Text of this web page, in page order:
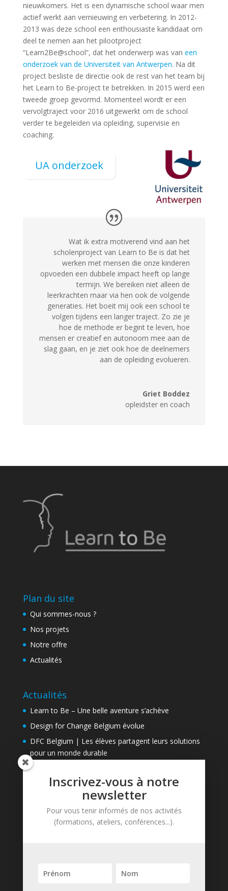
nieuwkomers. Het is een dynamische school waar men
actief werkt aan vernieuwing en verbetering. In 2012-
2013 was deze school een enthousiaste kandidaat om
deel te nemen aan het pilootproject
“Learn2Be@school”, dat het onderwerp was van een
onderzoek van de Universiteit van Antwerpen. Na dit
project besliste de directie ook de rest van het team bij
het Learn to Be-project te betrekken. In 2015 werd een
tweede groep gevormd. Momenteel wordt er een
vervolgtraject voor 2016 uitgewerkt om de school
verder te begeleiden via opleiding, supervisie en
coaching.
UA onderzoek
Wat ik extra motiverend vind aan het
scholenproject van Learn to Be is dat het
werken met mensen die onze kinderen
opvoeden een dubbele impact heeft op lange
termijn. We bereiken niet alleen de
leerkrachten maar via hen ook de volgende
generaties. Het boeit mij ook een school te
volgen tijdens een langer traject. Zo zie je
hoe de methode er begint te leven, hoe
mensen er creatief en autonoom mee aan de
slag gaan, en je ziet ook hoe de deelnemers
aan de opleiding evolueren.
Griet Boddez
opleidster en coach
Plan du site
Qui sommes-nous ?
Nos projets
Notre offre
Actualités
Actualités
Learn to Be – Une belle aventure s’achève
Design for Change Belgium évolue
DFC Belgium | Les élèves partagent leurs solutions
pour un monde durable
Contact
Avenue de Tervueren, 81
B-1040 Bruxelles
Newsletter
Inscrivez-vous à notre
newsletter
Pour vous tenir informés de nos activités
(formations, ateliers, conférences...).